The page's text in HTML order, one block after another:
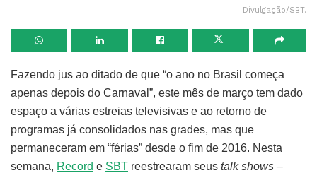
Divulgação/SBT.
Fazendo jus ao ditado de que “o ano no Brasil começa
apenas depois do Carnaval”, este mês de março tem dado
espaço a várias estreias televisivas e ao retorno de
programas já consolidados nas grades, mas que
permaneceram em “férias” desde o fim de 2016. Nesta
semana, Record e SBT reestrearam seus talk shows –